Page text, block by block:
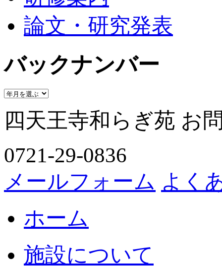
論文・研究発表
バックナンバー
四天王寺和らぎ苑 お
0721-29-0836
メールフォーム よく
ホーム
施設について